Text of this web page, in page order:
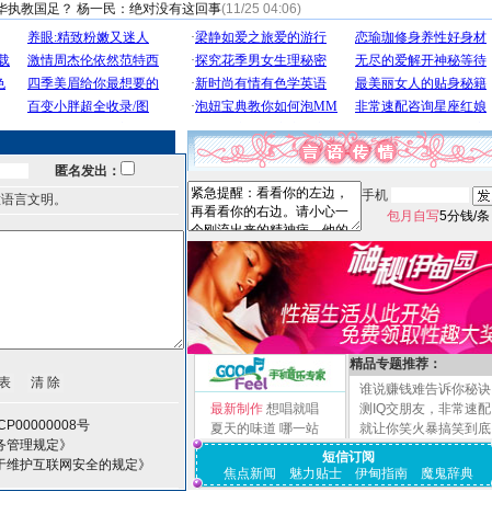
执教国足？ 杨一民：绝对没有这回事(11/25 04:06)
匿名发出：
言文明。
号
理规定》
护互联网安全的规定》
手机
包月自写5分钱/条
最新制作 想唱就唱
夏天的味道 哪一站
精品专题推荐：
谁说赚钱难告诉你秘诀
测IQ交朋友，非常速配
就让你笑火暴搞笑到底
短信订阅
焦点新闻
魅力贴士 伊甸指南 魔鬼辞典